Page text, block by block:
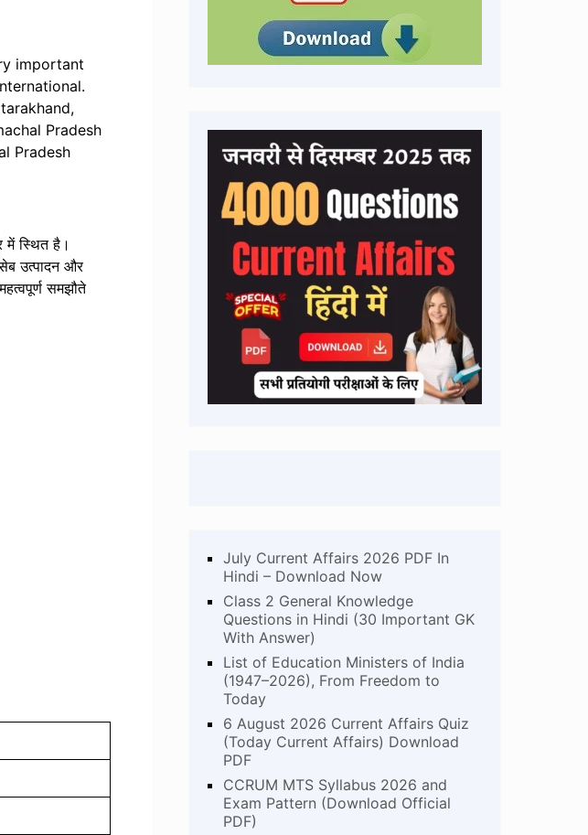
important
Pradesh
Pradesh
में स्थित है।
उत्पादन और
समझौते
July Current Affairs 2026 PDF In
Hindi – Download Now
Class 2 General Knowledge
Questions in Hindi (30 Important GK
With Answer)
List of Education Ministers of India
(1947–2026), From Freedom to
Today
6 August 2026 Current Affairs Quiz
(Today Current Affairs) Download
PDF
CCRUM MTS Syllabus 2026 and
Exam Pattern (Download Official
PDF)